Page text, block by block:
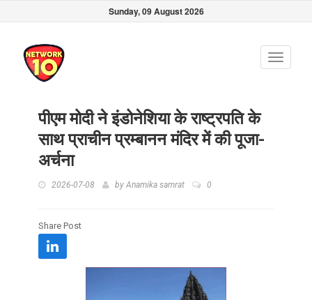
Sunday, 09 August 2026
Toggle
पीएम मोदी ने इंडोनेशिया के राष्ट्रपति के
साथ प्राचीन प्रम्बानन मंदिर में की पूजा-
अर्चना
2026-07-08 by Anamika samrat 0
Share Post